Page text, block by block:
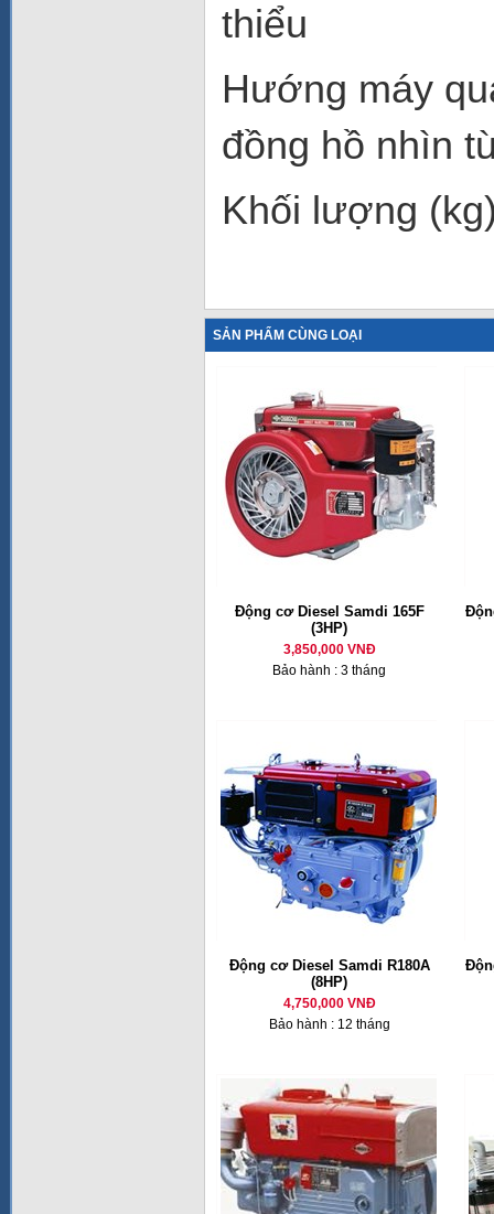
thiểu
Hướng máy
đồng hồ nhìn
Khối lượng
SẢN PHẨM CÙNG LOẠI
Động cơ Diesel Samdi 165F
(3HP)
3,850,000 VNĐ
Bảo hành : 3 tháng
Động cơ Diesel Samdi R180A
(8HP)
4,750,000 VNĐ
Bảo hành : 12 tháng